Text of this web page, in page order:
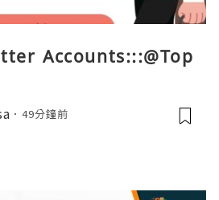
Accounts:::@Top
49分鐘前